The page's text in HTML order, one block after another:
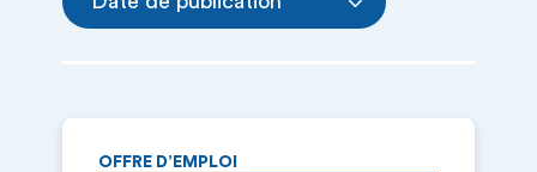
OFFRE D’EMPLOI